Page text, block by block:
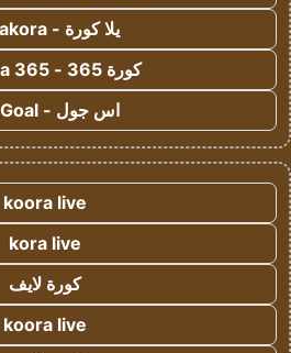
يلا كورة - yallakora
كورة 365 - kooora 365
اس جول - AS Goal
koora live
kora live
كورة لايف
koora live